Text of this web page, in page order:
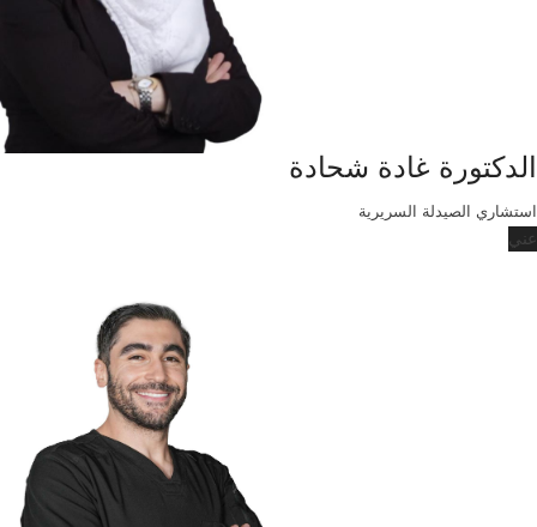
الدكتورة غادة شحادة
استشاري الصيدلة السريرية
عني